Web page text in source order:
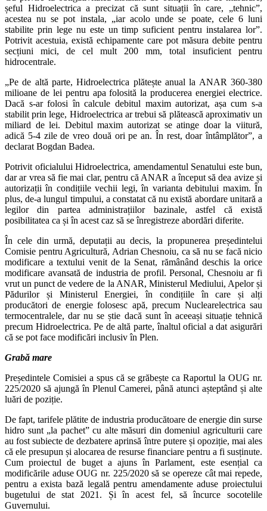
șeful Hidroelectrica a precizat că sunt situații în care, „tehnic”,
acestea nu se pot instala, „iar acolo unde se poate, cele 6 luni
stabilite prin lege nu este un timp suficient pentru instalarea lor”.
Potrivit acestuia, există echipamente care pot măsura debite pentru
secțiuni mici, de cel mult 200 mm, total insuficient pentru
hidrocentrale.
„Pe de altă parte, Hidroelectrica plătește anual la ANAR 360-380
milioane de lei pentru apa folosită la producerea energiei electrice.
Dacă s-ar folosi în calcule debitul maxim autorizat, așa cum s-a
stabilit prin lege, Hidroelectrica ar trebui să plătească aproximativ un
miliard de lei. Debitul maxim autorizat se atinge doar la viitură,
adică 5-4 zile de vreo două ori pe an. În rest, doar întâmplător”, a
declarat Bogdan Badea.
Potrivit oficialului Hidroelectrica, amendamentul Senatului este bun,
dar ar vrea să fie mai clar, pentru că ANAR a început să dea avize și
autorizații în condițiile vechii legi, în varianta debitului maxim. În
plus, de-a lungul timpului, a constatat că nu există abordare unitară a
legilor din partea administrațiilor bazinale, astfel că există
posibilitatea ca și în acest caz să se înregistreze abordări diferite.
În cele din urmă, deputații au decis, la propunerea președintelui
Comisie pentru Agricultură, Adrian Chesnoiu, ca să nu se facă nicio
modificare a textului venit de la Senat, rămânând deschis la orice
modificare avansată de industria de profil. Personal, Chesnoiu ar fi
vrut un punct de vedere de la ANAR, Ministerul Mediului, Apelor și
Pădurilor și Ministerul Energiei, în condițiile în care și alți
producători de energie folosesc apă, precum Nuclearelectrica sau
termocentralele, dar nu se știe dacă sunt în aceeași situație tehnică
precum Hidroelectrica. Pe de altă parte, înaltul oficial a dat asigurări
că se pot face modificări inclusiv în Plen.
Grabă mare
Președintele Comisiei a spus că se grăbește ca Raportul la OUG nr.
225/2020 să ajungă în Plenul Camerei, până atunci așteptând și alte
luări de poziție.
De fapt, tarifele plătite de industria producătoare de energie din surse
hidro sunt „la pachet” cu alte măsuri din domeniul agriculturii care
au fost subiecte de dezbatere aprinsă între putere și opoziție, mai ales
că ele presupun și alocarea de resurse financiare pentru a fi susținute.
Cum proiectul de buget a ajuns în Parlament, este esențial ca
modificările aduse OUG nr. 225/2020 să se opereze cât mai repede,
pentru a exista bază legală pentru amendamente aduse proiectului
bugetului de stat 2021. Și în acest fel, să încurce socotelile
Guvernului.